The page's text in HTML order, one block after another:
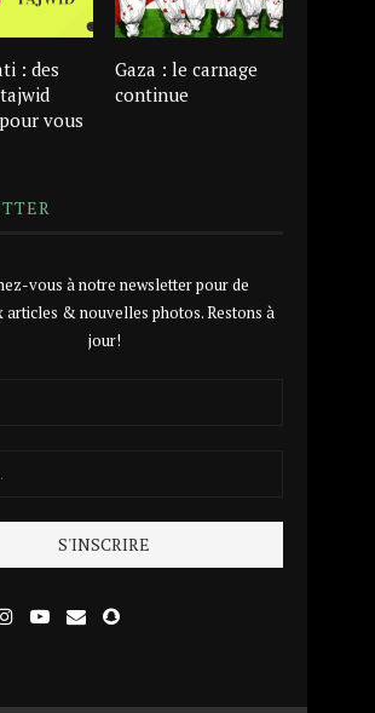
: des
vous
Gaza : le carnage
continue
vous à notre newsletter pour de
articles & nouvelles photos. Restons à
jour!